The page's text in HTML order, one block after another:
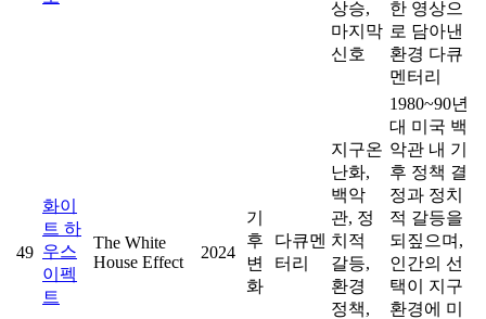
상승,
마지막
신호
한 영상으
로 담아낸
환경 다큐
멘터리
49
화이
트 하
우스
이펙
트
The White
House Effect
2024
기
후
변
화
다큐멘
터리
지구온
난화,
백악
관, 정
치적
갈등,
환경
정책,
1980~90년
대 미국 백
악관 내 기
후 정책 결
정과 정치
적 갈등을
되짚으며,
인간의 선
택이 지구
환경에 미